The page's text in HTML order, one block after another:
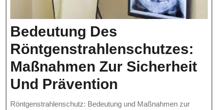
Bedeutung Des
Röntgenstrahlenschutzes:
Maßnahmen Zur Sicherheit
Und Prävention
Des
Röntgenstrahlenschutz: Bedeutung und Maßnahmen zur